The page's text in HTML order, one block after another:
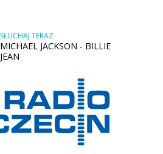
SŁUCHAJ TERAZ
MICHAEL JACKSON - BILLIE
JEAN